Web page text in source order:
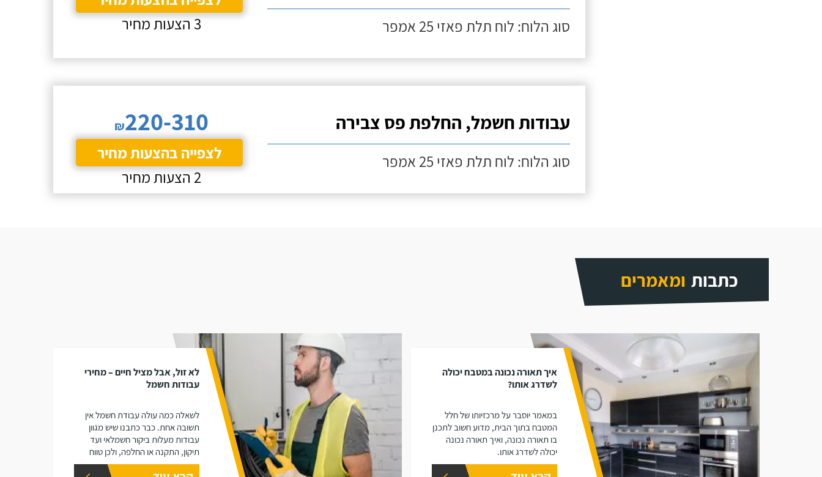
סוג הלוח: לוח תלת פאזי 25 אמפר
3 הצעות מחיר
עבודות חשמל, החלפת פס צבירה
סוג הלוח: לוח תלת פאזי 25 אמפר
₪220-310
לצפייה בהצעות מחיר
2 הצעות מחיר
כתבות ומאמרים
איך תאורה נכונה במטבח יכולה
לשדרג אותו?
במאמר יוסבר על מרכזיותו של חלל
המטבח בתוך הבית, מדוע חשוב לתכנן
בו תאורה נכונה, ואיך תאורה נכונה
יכולה לשדרג אותו.
לא זול, אבל מציל חיים – מחירי
עבודות חשמל
לשאלה כמה עולה עבודת חשמל אין
תשובה אחת. כבר כתבנו שיש מגוון
עבודות מעלות ביקור חשמלאי ועד
תיקון, התקנה או החלפה, ולכן טווח
העלויות הוא עצום, במאמר הבא נענה